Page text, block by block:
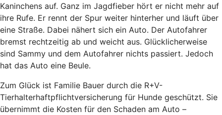
Kaninchens auf. Ganz im Jagdfieber hört er nicht mehr auf
ihre Rufe. Er rennt der Spur weiter hinterher und läuft über
eine Straße. Dabei nähert sich ein Auto. Der Autofahrer
bremst rechtzeitig ab und weicht aus. Glücklicherweise
sind Sammy und dem Autofahrer nichts passiert. Jedoch
hat das Auto eine Beule.
Zum Glück ist Familie Bauer durch die R+V-
Tierhalterhaftpflichtversicherung für Hunde geschützt. Sie
übernimmt die Kosten für den Schaden am Auto –